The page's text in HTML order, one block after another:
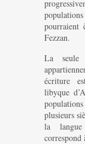
pourraient
Fezzan.
La seule
écriture
libyque
plusieurs
la
correspond